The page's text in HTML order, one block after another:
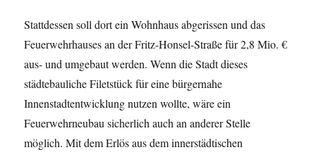
Stattdessen soll dort ein Wohnhaus abgerissen und das
Feuerwehrhauses an der Fritz-Honsel-Straße für 2,8 Mio. €
aus- und umgebaut werden. Wenn die Stadt dieses
städtebauliche Filetstück für eine bürgernahe
Innenstadtentwicklung nutzen wollte, wäre ein
Feuerwehrneubau sicherlich auch an anderer Stelle
möglich. Mit dem Erlös aus dem innerstädtischen